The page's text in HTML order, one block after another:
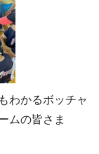
わかるボッチャ
ムの皆さま